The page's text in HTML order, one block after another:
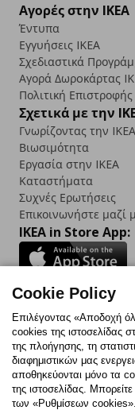
Αγορές στην IKEA
Έντυπα
Εγγυήσεις IKEA
Σχεδιαστικά
Αγορά Δωρoκάρτας
Πολιτική Επιστροφής
Σχετικά με την
Γνωρίζοντας την IKEA
Βιωσιμότητα
Εργασία στην IKEA
Καταστήματα
Συχνές Ερωτήσεις
Επικοινωνήστε μαζί
IKEA in Store App:
Follow us:
FacebookInstagram
TikTok
Cookie Policy
Επιλέγοντας «Αποδοχή
cookies της ιστοσελίδας
της πλοήγησης, τη
διαφημιστικών μας
αποθηκεύονται μόνο τα
της ιστοσελίδας. Μπορείτε
των «Ρυθμίσεων cookies».